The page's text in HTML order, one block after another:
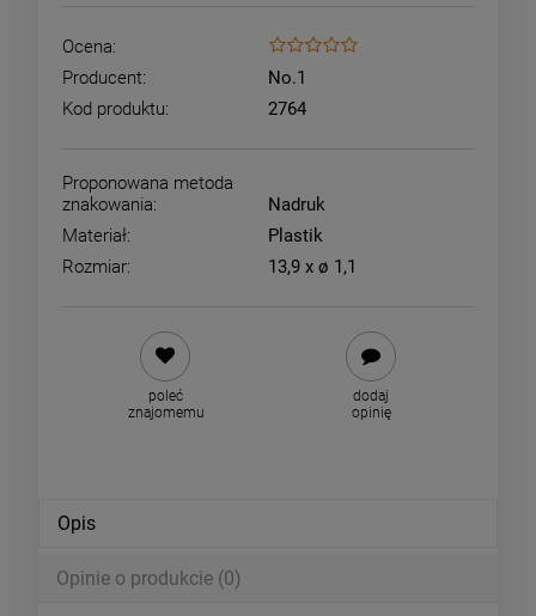
Ocena:
Producent:
No.1
Kod produktu:
2764
Proponowana metoda
znakowania:
Nadruk
Materiał:
Plastik
Rozmiar:
13,9 x ø 1,1
poleć
znajomemu
dodaj
opinię
Opis
Opinie o produkcie (0)